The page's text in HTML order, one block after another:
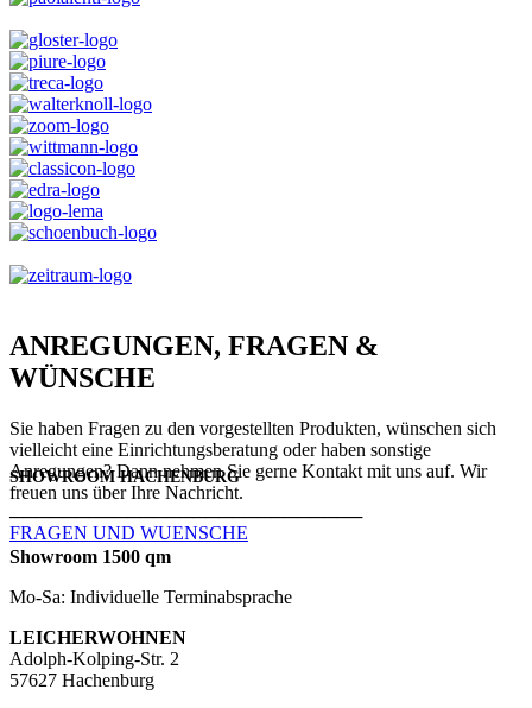
ANREGUNGEN, FRAGEN &
WÜNSCHE
Sie haben Fragen zu den vorgestellten Produkten, wünschen sich
vielleicht eine Einrichtungsberatung oder haben sonstige
Anregungen? Dann nehmen Sie gerne Kontakt mit uns auf. Wir
freuen uns über Ihre Nachricht.
FRAGEN UND WUENSCHE
SHOWROOM HACHENBURG
───────────────────────────
Showroom 1500 qm
Mo-Sa: Individuelle Terminabsprache
LEICHERWOHNEN
Adolph-Kolping-Str. 2
57627 Hachenburg